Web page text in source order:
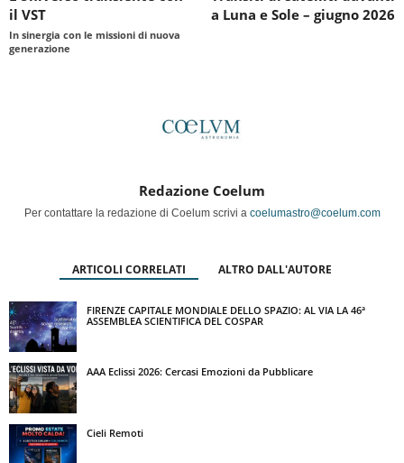
il VST
In sinergia con le missioni di nuova
generazione
a Luna e Sole – giugno 2026
Redazione Coelum
Per contattare la redazione di Coelum scrivi a coelumastro@coelum.com
ARTICOLI CORRELATI ALTRO DALL'AUTORE
FIRENZE CAPITALE MONDIALE DELLO SPAZIO: AL VIA LA 46ª
ASSEMBLEA SCIENTIFICA DEL COSPAR
AAA Eclissi 2026: Cercasi Emozioni da Pubblicare
Cieli Remoti